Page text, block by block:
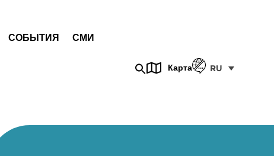
СОБЫТИЯ СМИ
Карта RU